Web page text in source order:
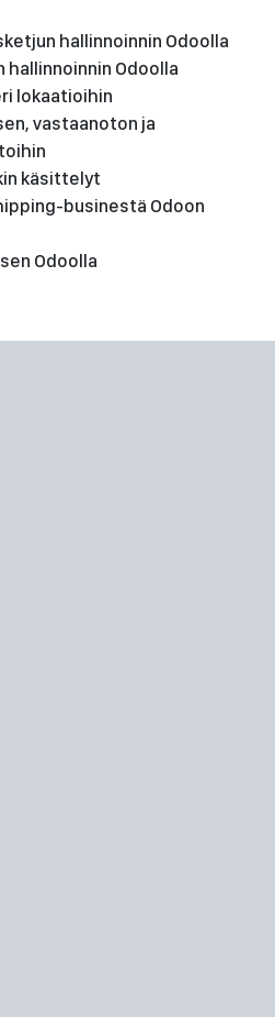
hallinnoinnin Odoolla
Odoolla
lokaatioihin
vastaanoton ja
käsittelyt
businestä Odoon
Odoolla